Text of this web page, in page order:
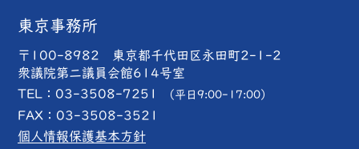
東京事務所
〒100-8982 東京都千代田区永田町2-1-2
衆議院第二議員会館614号室
TEL： 03-3508-7251 （平日9:00-17:00）
FAX：03-3508-3521
個人情報保護基本方針